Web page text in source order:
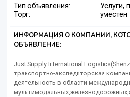
Тип объявления:
Услуги,
Торг:
уместен
ИНФОРМАЦИЯ О КОМПАНИИ,
ОБЪЯВЛЕНИЕ:
Just Supply International
транспортно-экспедиторская
деятельность в области